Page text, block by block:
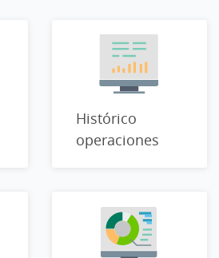
Histórico
operaciones